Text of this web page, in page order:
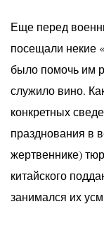
Еще перед
посещали некие
было помочь им
служило вино.
конкретных
празднования в
жертвеннике)
китайского
занимался их